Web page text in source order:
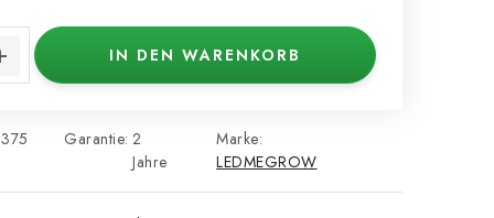
IN DEN WARENKORB
Marke:
LEDMEGROW
Garantie: 2
Jahre